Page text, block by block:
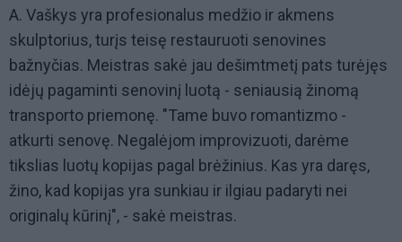
A. Vaškys yra profesionalus medžio ir akmens
skulptorius, turįs teisę restauruoti senovines
bažnyčias. Meistras sakė jau dešimtmetį pats turėjęs
idėjų pagaminti senovinį luotą - seniausią žinomą
transporto priemonę. "Tame buvo romantizmo -
atkurti senovę. Negalėjom improvizuoti, darėme
tikslias luotų kopijas pagal brėžinius. Kas yra daręs,
žino, kad kopijas yra sunkiau ir ilgiau padaryti nei
originalų kūrinį", - sakė meistras.